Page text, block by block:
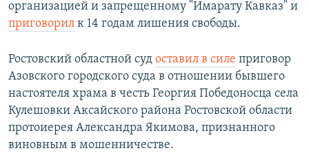
организацией и запрещенному "Имарату Кавказ" и
приговорил к 14 годам лишения свободы.
Ростовский областной суд оставил в силе приговор
Азовского городского суда в отношении бывшего
настоятеля храма в честь Георгия Победоносца села
Кулешовки Аксайского района Ростовской области
протоиерея Александра Якимова, признанного
виновным в мошенничестве.